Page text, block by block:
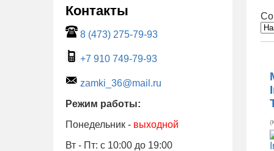
Контакты
8 (473) 275-79-93
+7 910 749-79-93
zamki_36@mail.ru
Режим работы:
Понедельник - выходной
Вт - Пт: с 10:00 до 19:00